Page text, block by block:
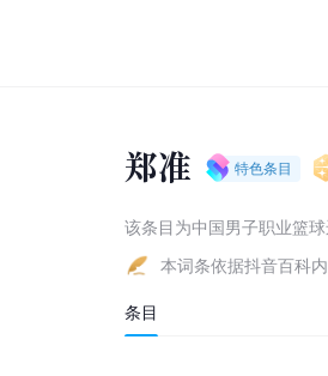
郑准 特色条目
该条目为中国男子职业篮
本词条依据抖音百科
条目